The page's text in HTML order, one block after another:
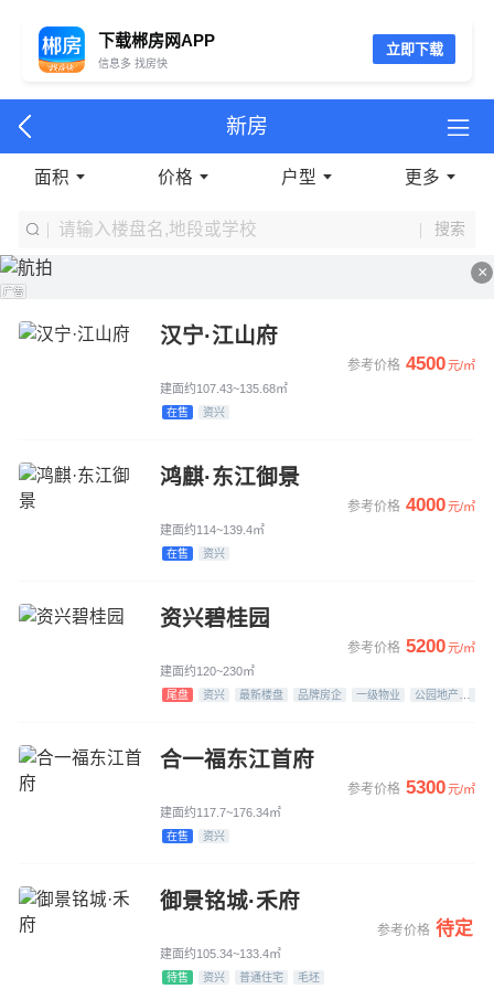
立即下载
下载郴房网APP
信息多 找房快
新房
面积 价格 户型 更多
搜索
×
汉宁·江山府
参考价格 4500元/㎡
建面约107.43~135.68㎡
在售 资兴
鸿麒·东江御景
参考价格 4000元/㎡
建面约114~139.4㎡
在售 资兴
资兴碧桂园
参考价格 5200元/㎡
建面约120~230㎡
尾盘 资兴 最新楼盘 品牌房企 一级物业 公园地产
合一福东江首府
参考价格 5300元/㎡
建面约117.7~176.34㎡
在售 资兴
御景铭城·禾府
参考价格 待定
建面约105.34~133.4㎡
待售 资兴 普通住宅 毛坯